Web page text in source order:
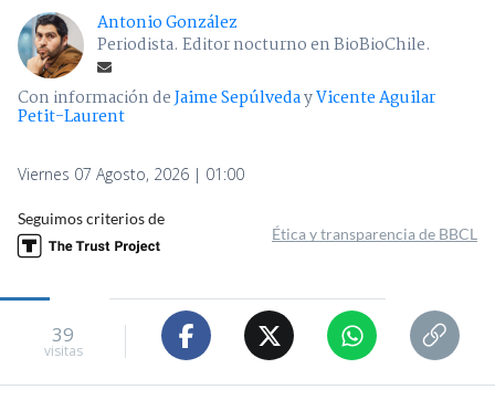
Antonio González
Periodista. Editor nocturno en BioBioChile.
Con información deJaime SepúlvedayVicente Aguilar
Petit-Laurent
Viernes 07 Agosto, 2026 | 01:00
Seguimos criterios de
Ética y transparencia de BBCL
39
visitas